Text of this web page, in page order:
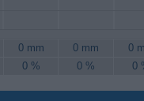
0 mm 0 mm
0
0 % 0 % 0